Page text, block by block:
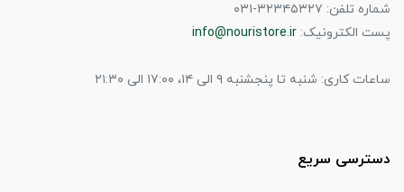
شماره تلفن: ۳۲۳۴۵۳۲۷-۰۳۱
پست الکترونیک: info@nouristore.ir
ساعات کاری: شنبه تا پنجشنبه ۹ الی ۱۴، ۱۷:۰۰ الی ۲۱:۳۰
دسترسی سریع